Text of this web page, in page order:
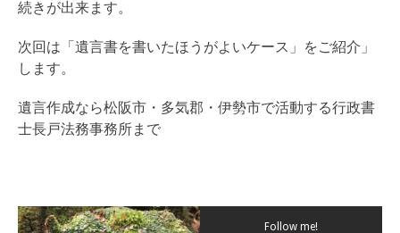
続きが出来ます。
次回は「遺言書を書いたほうがよいケース」をご紹介」
します。
遺言作成なら松阪市・多気郡・伊勢市で活動する行政書
士長戸法務事務所まで
Follow me!